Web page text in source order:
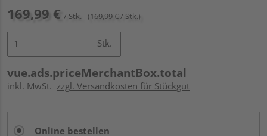
169,99 € / Stk. (169,99 € / Stk.)
Stk.
vue.ads.priceMerchantBox.total
inkl. MwSt. zzgl. Versandkosten für Stückgut
Online bestellen